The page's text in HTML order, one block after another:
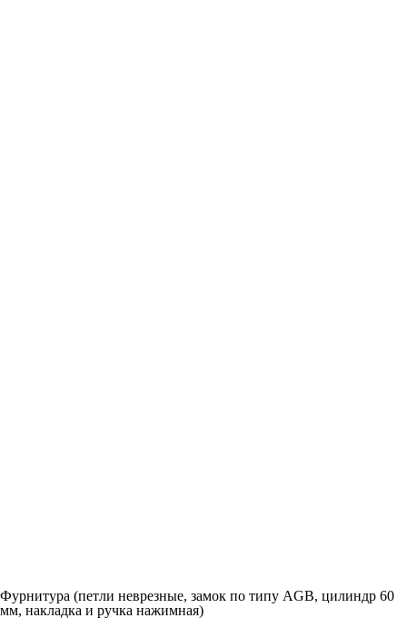
Фурнитура (петли неврезные, замок по типу AGB, цилиндр 60
мм, накладка и ручка нажимная)